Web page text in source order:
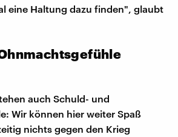
eine Haltung dazu finden", glaubt
auch Schuld- und
Wir können hier weiter Spaß
nichts gegen den Krieg